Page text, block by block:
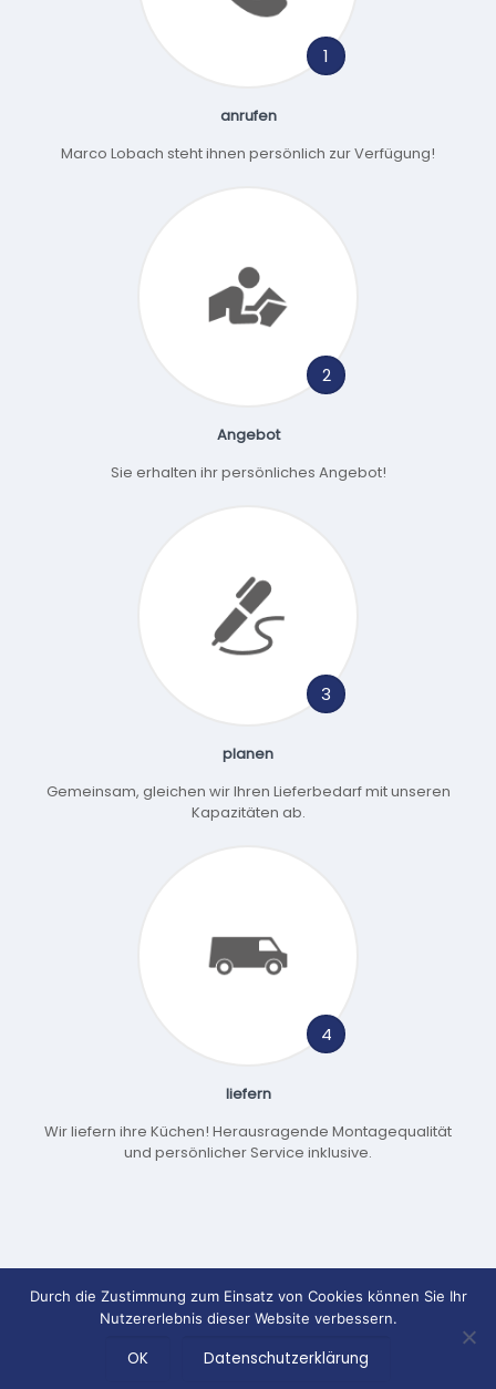
1
anrufen
Marco Lobach steht ihnen persönlich zur Verfügung!
2
Angebot
Sie erhalten ihr persönliches Angebot!
3
planen
Gemeinsam, gleichen wir Ihren Lieferbedarf mit unseren
Kapazitäten ab.
4
liefern
Wir liefern ihre Küchen! Herausragende Montagequalität
und persönlicher Service inklusive.
© 2026 Profi Küchenmontagen GmbH |Impressum
Durch die Zustimmung zum Einsatz von Cookies können Sie Ihr
Nutzererlebnis dieser Website verbessern.
OK Datenschutzerklärung